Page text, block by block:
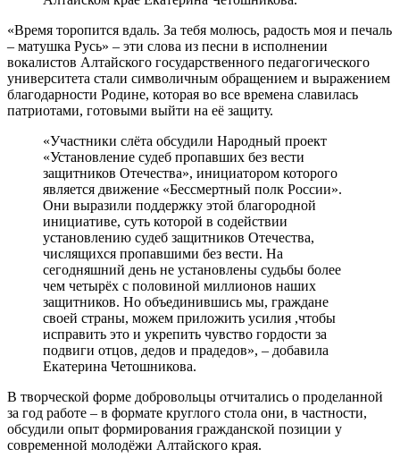
«Время торопится вдаль. За тебя молюсь, радость моя и печаль
– матушка Русь» – эти слова из песни в исполнении
вокалистов Алтайского государственного педагогического
университета стали символичным обращением и выражением
благодарности Родине, которая во все времена славилась
патриотами, готовыми выйти на её защиту.
«Участники слёта обсудили Народный проект
«Установление судеб пропавших без вести
защитников Отечества», инициатором которого
является движение «Бессмертный полк России».
Они выразили поддержку этой благородной
инициативе, суть которой в содействии
установлению судеб защитников Отечества,
числящихся пропавшими без вести. На
сегодняшний день не установлены судьбы более
чем четырёх с половиной миллионов наших
защитников. Но объединившись мы, граждане
своей страны, можем приложить усилия ,чтобы
исправить это и укрепить чувство гордости за
подвиги отцов, дедов и прадедов», – добавила
Екатерина Четошникова.
В творческой форме добровольцы отчитались о проделанной
за год работе – в формате круглого стола они, в частности,
обсудили опыт формирования гражданской позиции у
современной молодёжи Алтайского края.